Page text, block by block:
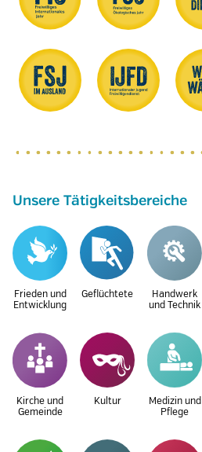
Unsere Tätigkeitsbereiche
Frieden und
Entwicklung
Geflüchtete
Handwerk
und Technik
Kirche und
Gemeinde
Kultur
Medizin und
Pflege